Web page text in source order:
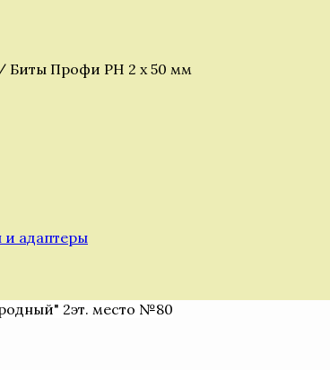
Биты Профи РН 2 х 50 мм
и адаптеры
2эт. место №80